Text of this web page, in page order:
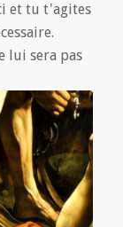
et tu t'agites
lui sera pas